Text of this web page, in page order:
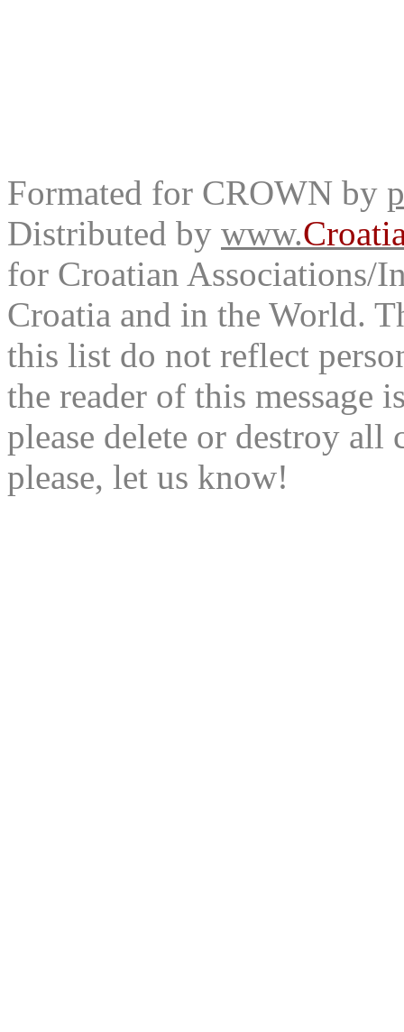
Formated for CROWN by
Distributed by www.
for Croatian Associations/
Croatia and in the World.
this list do not reflect
the reader of this message
please delete or destroy
please, let us know!